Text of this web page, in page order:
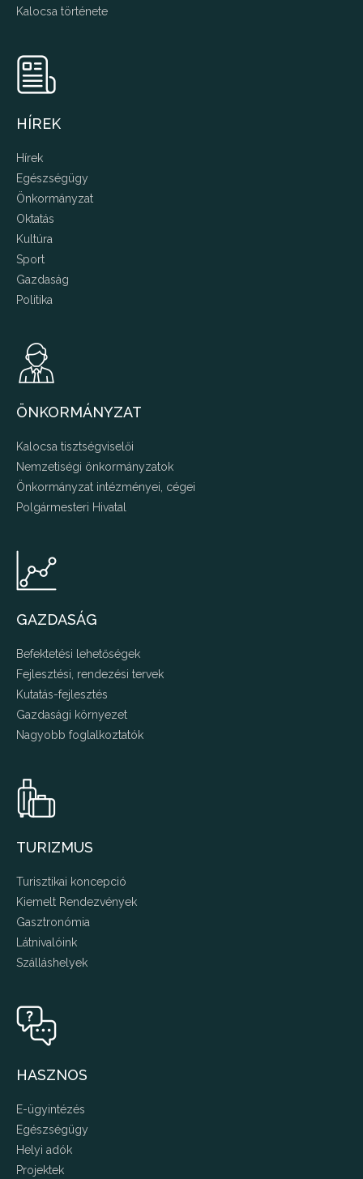
Kalocsa története
HÍREK
Hírek
Egészségügy
Önkormányzat
Oktatás
Kultúra
Sport
Gazdaság
Politika
ÖNKORMÁNYZAT
Kalocsa tisztségviselői
Nemzetiségi önkormányzatok
Önkormányzat intézményei, cégei
Polgármesteri Hivatal
GAZDASÁG
Befektetési lehetőségek
Fejlesztési, rendezési tervek
Kutatás-fejlesztés
Gazdasági környezet
Nagyobb foglalkoztatók
TURIZMUS
Turisztikai koncepció
Kiemelt Rendezvények
Gasztronómia
Látnivalóink
Szálláshelyek
HASZNOS
E-ügyintézés
Egészségügy
Helyi adók
Projektek